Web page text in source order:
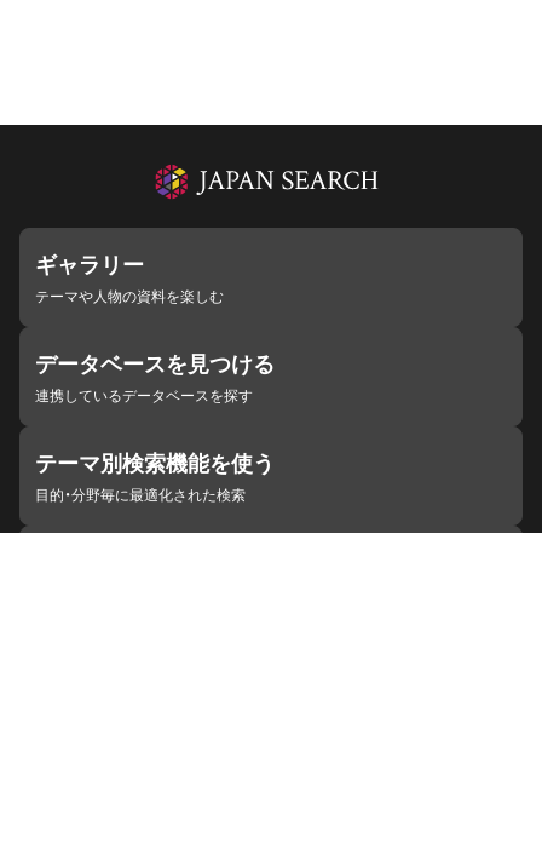
ギャラリー
テーマや人物の資料を楽しむ
データベースを見つける
連携しているデータベースを探す
テーマ別検索機能を使う
目的・分野毎に最適化された検索